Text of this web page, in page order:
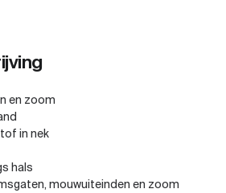
en zoom
in nek
hals
mouwuiteinden en zoom